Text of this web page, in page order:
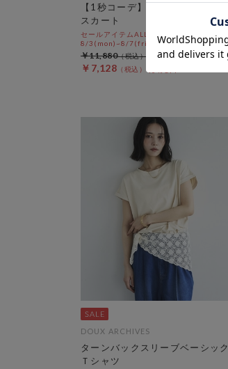
【1秒コーデ】セルロースソフト
スカート
セールアイテムALL10%OFF
8/3(mon)~8/7(fri)
￥7,128 40％OFF
￥11,880
DOUX ARCHIVES
ターンバックスリーブベーシック
Ｔシャツ